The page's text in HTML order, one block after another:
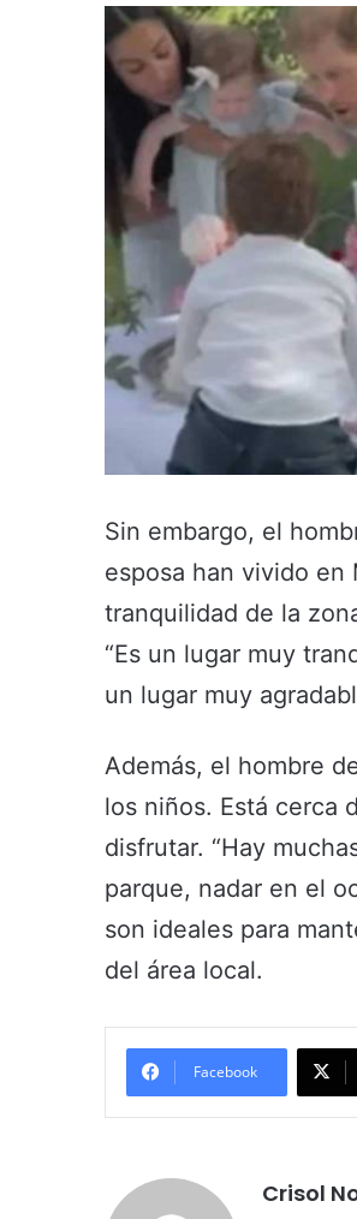
Sin embargo, el
esposa han vivido
tranquilidad de la
“Es un lugar muy
un lugar muy
Además, el hombre
los niños. Está cerca
disfrutar. “Hay
parque, nadar en el
son ideales para
del área local.
Facebook
Crisol